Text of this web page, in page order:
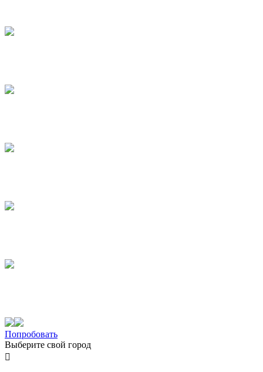
Попробовать
Выберите свой город
